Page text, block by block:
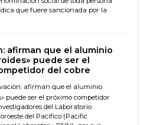
que fuere sancionada por la
afirman que el aluminio
puede ser el
del cobre
afirman que el aluminio
puede ser el próximo competidor
del Laboratorio
del Pacífico (Pacific